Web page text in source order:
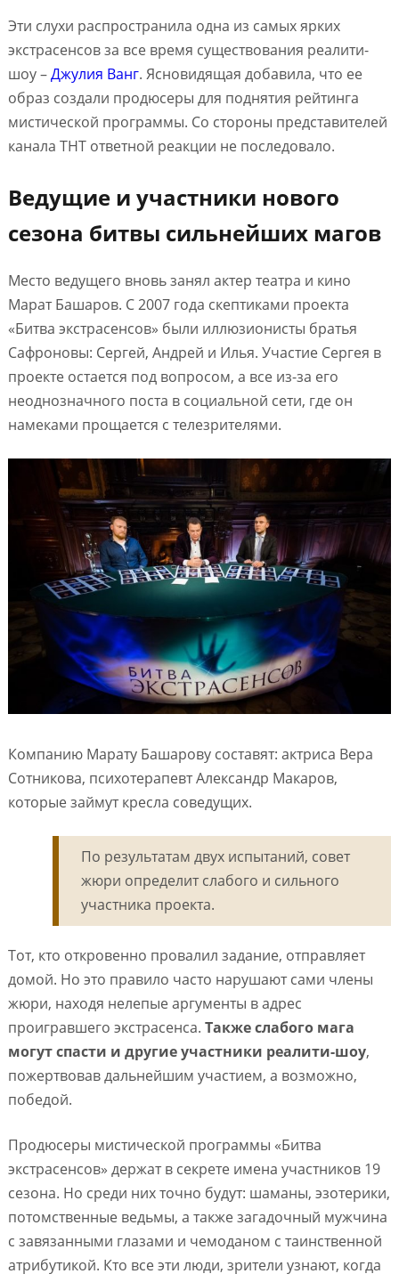
Эти слухи распространила одна из самых ярких
экстрасенсов за все время существования реалити-
шоу –Джулия Ванг. Ясновидящая добавила, что ее
образ создали продюсеры для поднятия рейтинга
мистической программы. Со стороны представителей
канала ТНТ ответной реакции не последовало.
Ведущие и участники нового
сезона битвы сильнейших магов
Место ведущего вновь занял актер театра и кино
Марат Башаров. С 2007 года скептиками проекта
«Битва экстрасенсов» были иллюзионисты братья
Сафроновы: Сергей, Андрей и Илья. Участие Сергея в
проекте остается под вопросом, а все из-за его
неоднозначного поста в социальной сети, где он
намеками прощается с телезрителями.
Компанию Марату Башарову составят: актриса Вера
Сотникова, психотерапевт Александр Макаров,
которые займут кресла соведущих.
По результатам двух испытаний, совет
жюри определит слабого и сильного
участника проекта.
Тот, кто откровенно провалил задание, отправляет
домой. Но это правило часто нарушают сами члены
жюри, находя нелепые аргументы в адрес
проигравшего экстрасенса. Также слабого мага
могут спасти и другие участники реалити-шоу,
пожертвовав дальнейшим участием, а возможно,
победой.
Продюсеры мистической программы «Битва
экстрасенсов» держат в секрете имена участников 19
сезона. Но среди них точно будут: шаманы, эзотерики,
потомственные ведьмы, а также загадочный мужчина
с завязанными глазами и чемоданом с таинственной
атрибутикой. Кто все эти люди, зрители узнают, когда